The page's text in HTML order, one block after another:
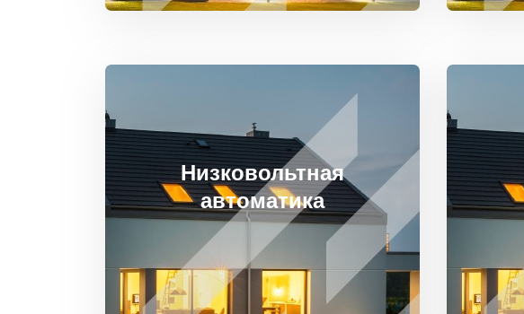
Низковольтная
автоматика